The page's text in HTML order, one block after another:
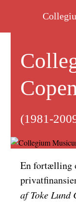
(1981-
En fortælling
af Toke Lund